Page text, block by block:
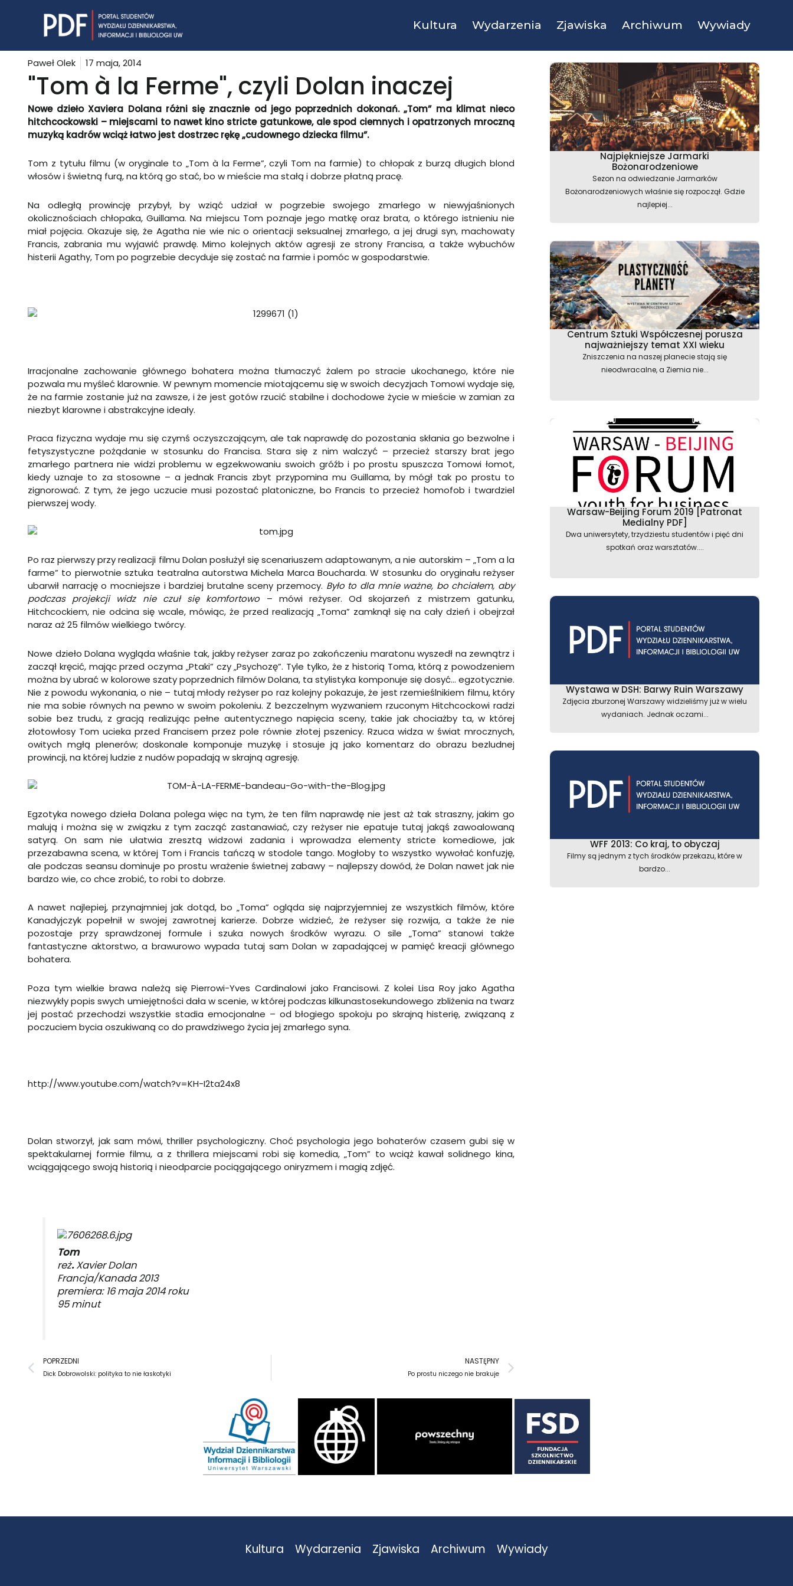
Kultura Wydarzenia Zjawiska Archiwum Wywiady
Paweł Olek 17 maja, 2014
"Tom à la Ferme", czyli Dolan inaczej
Nowe dzieło Xaviera Dolana różni się znacznie od jego poprzednich dokonań. „Tom” ma klimat nieco
hitchcockowski – miejscami to nawet kino stricte gatunkowe, ale spod ciemnych i opatrzonych mroczną
muzyką kadrów wciąż łatwo jest dostrzec rękę „cudownego dziecka filmu”.
Tom z tytułu filmu (w oryginale to „Tom à la Ferme”, czyli Tom na farmie) to chłopak z burzą długich blond
włosów i świetną furą, na którą go stać, bo w mieście ma stałą i dobrze płatną pracę.
Na odległą prowincję przybył, by wziąć udział w pogrzebie swojego zmarłego w niewyjaśnionych
okolicznościach chłopaka, Guillama. Na miejscu Tom poznaje jego matkę oraz brata, o którego istnieniu nie
miał pojęcia. Okazuje się, że Agatha nie wie nic o orientacji seksualnej zmarłego, a jej drugi syn, machowaty
Francis, zabrania mu wyjawić prawdę. Mimo kolejnych aktów agresji ze strony Francisa, a także wybuchów
histerii Agathy, Tom po pogrzebie decyduje się zostać na farmie i pomóc w gospodarstwie.
Irracjonalne zachowanie głównego bohatera można tłumaczyć żalem po stracie ukochanego, które nie
pozwala mu myśleć klarownie. W pewnym momencie miotającemu się w swoich decyzjach Tomowi wydaje się,
że na farmie zostanie już na zawsze, i że jest gotów rzucić stabilne i dochodowe życie w mieście w zamian za
niezbyt klarowne i abstrakcyjne ideały.
Praca fizyczna wydaje mu się czymś oczyszczającym, ale tak naprawdę do pozostania skłania go bezwolne i
fetyszystyczne pożądanie w stosunku do Francisa. Stara się z nim walczyć – przecież starszy brat jego
zmarłego partnera nie widzi problemu w egzekwowaniu swoich gróźb i po prostu spuszcza Tomowi łomot,
kiedy uznaje to za stosowne – a jednak Francis zbyt przypomina mu Guillama, by mógł tak po prostu to
zignorować. Z tym, że jego uczucie musi pozostać platoniczne, bo Francis to przecież homofob i twardziel
pierwszej wody.
Po raz pierwszy przy realizacji filmu Dolan posłużył się scenariuszem adaptowanym, a nie autorskim – „Tom a la
farme” to pierwotnie sztuka teatralna autorstwa Michela Marca Boucharda. W stosunku do oryginału reżyser
ubarwił narrację o mocniejsze i bardziej brutalne sceny przemocy. Było to dla mnie ważne, bo chciałem, aby
podczas projekcji widz nie czuł się komfortowo– mówi reżyser. Od skojarzeń z mistrzem gatunku,
Hitchcockiem, nie odcina się wcale, mówiąc, że przed realizacją „Toma” zamknął się na cały dzień i obejrzał
naraz aż 25 filmów wielkiego twórcy.
Nowe dzieło Dolana wygląda właśnie tak, jakby reżyser zaraz po zakończeniu maratonu wyszedł na zewnątrz i
zaczął kręcić, mając przed oczyma „Ptaki” czy „Psychozę”. Tyle tylko, że z historią Toma, którą z powodzeniem
można by ubrać w kolorowe szaty poprzednich filmów Dolana, ta stylistyka komponuje się dosyć… egzotycznie.
Nie z powodu wykonania, o nie – tutaj młody reżyser po raz kolejny pokazuje, że jest rzemieślnikiem filmu, który
nie ma sobie równych na pewno w swoim pokoleniu. Z bezczelnym wyzwaniem rzuconym Hitchcockowi radzi
sobie bez trudu, z gracją realizując pełne autentycznego napięcia sceny, takie jak chociażby ta, w której
złotowłosy Tom ucieka przed Francisem przez pole równie złotej pszenicy. Rzuca widza w świat mrocznych,
owitych mgłą plenerów; doskonale komponuje muzykę i stosuje ją jako komentarz do obrazu bezludnej
prowincji, na której ludzie z nudów popadają w skrajną agresję.
Egzotyka nowego dzieła Dolana polega więc na tym, że ten film naprawdę nie jest aż tak straszny, jakim go
malują i można się w związku z tym zacząć zastanawiać, czy reżyser nie epatuje tutaj jakąś zawoalowaną
satyrą. On sam nie ułatwia zresztą widzowi zadania i wprowadza elementy stricte komediowe, jak
przezabawna scena, w której Tom i Francis tańczą w stodole tango. Mogłoby to wszystko wywołać konfuzję,
ale podczas seansu dominuje po prostu wrażenie świetnej zabawy – najlepszy dowód, że Dolan nawet jak nie
bardzo wie, co chce zrobić, to robi to dobrze.
A nawet najlepiej, przynajmniej jak dotąd, bo „Toma” ogląda się najprzyjemniej ze wszystkich filmów, które
Kanadyjczyk popełnił w swojej zawrotnej karierze. Dobrze widzieć, że reżyser się rozwija, a także że nie
pozostaje przy sprawdzonej formule i szuka nowych środków wyrazu. O sile „Toma” stanowi także
fantastyczne aktorstwo, a brawurowo wypada tutaj sam Dolan w zapadającej w pamięć kreacji głównego
bohatera.
Poza tym wielkie brawa należą się Pierrowi-Yves Cardinalowi jako Francisowi. Z kolei Lisa Roy jako Agatha
niezwykły popis swych umiejętności dała w scenie, w której podczas kilkunastosekundowego zbliżenia na twarz
jej postać przechodzi wszystkie stadia emocjonalne – od błogiego spokoju po skrajną histerię, związaną z
poczuciem bycia oszukiwaną co do prawdziwego życia jej zmarłego syna.
http://www.youtube.com/watch?v=KH-I2ta24x8
Dolan stworzył, jak sam mówi, thriller psychologiczny. Choć psychologia jego bohaterów czasem gubi się w
spektakularnej formie filmu, a z thrillera miejscami robi się komedia, „Tom” to wciąż kawał solidnego kina,
wciągającego swoją historią i nieodparcie pociągającego oniryzmem i magią zdjęć.
Tom
reż.Xavier Dolan
Francja/Kanada 2013
premiera: 16 maja 2014 roku
95 minut
Prev
POPRZEDNI
Dick Dobrowolski: polityka to nie łaskotyki
NASTĘPNY
Po prostu niczego nie brakuje
Najpiękniejsze Jarmarki
Bożonarodzeniowe
Sezon na odwiedzanie Jarmarków
Bożonarodzeniowych właśnie się rozpoczął. Gdzie
najlepiej...
Centrum Sztuki Współczesnej porusza
najważniejszy temat XXI wieku
Zniszczenia na naszej planecie stają się
nieodwracalne, a Ziemia nie...
Warsaw-Beijing Forum 2019 [Patronat
Medialny PDF]
Dwa uniwersytety, trzydziestu studentów i pięć dni
spotkań oraz warsztatów....
Wystawa w DSH: Barwy Ruin Warszawy
Zdjęcia zburzonej Warszawy widzieliśmy już w wielu
wydaniach. Jednak oczami...
WFF 2013: Co kraj, to obyczaj
Filmy są jednym z tych środków przekazu, które w
bardzo...
Kultura Wydarzenia Zjawiska Archiwum Wywiady